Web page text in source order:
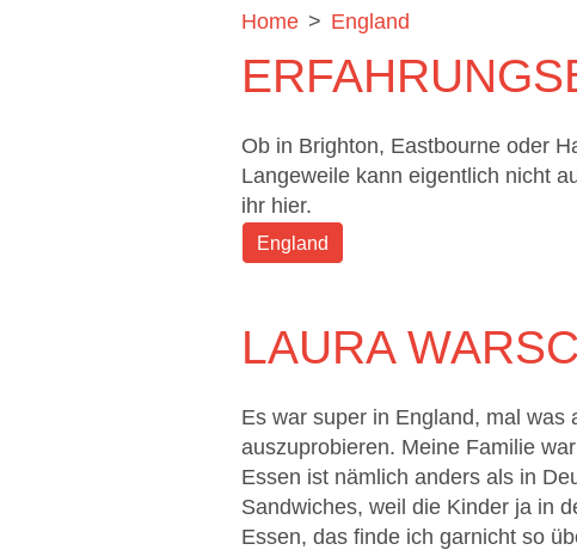
Home > England
Ob in Brighton, Eastbourne oder
Langeweile kann eigentlich nicht
ihr hier.
England
LAURA
Es war super in England, mal
auszuprobieren. Meine Familie
Essen ist nämlich anders als in
Sandwiches, weil die Kinder ja in
Essen, das finde ich garnicht so